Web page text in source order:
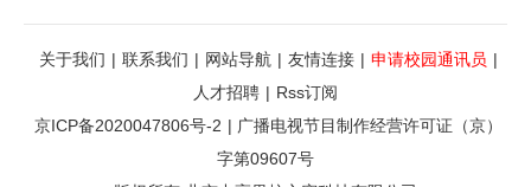
关于我们 | 联系我们 | 网站导航 | 友情连接 | 申请校园通讯员 |
人才招聘 | Rss订阅
京ICP备2020047806号-2 | 广播电视节目制作经营许可证（京）
字第09607号